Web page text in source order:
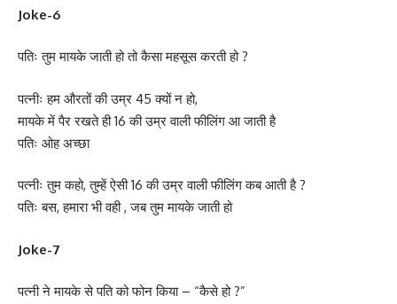
Joke-6
पतिः तुम मायके जाती हो तो कैसा महसूस करती हो ?
पत्नीः हम औरतों की उम्र 45 क्यों न हो,
मायके में पैर रखते ही 16 की उम्र वाली फीलिंग आ जाती है
पतिः ओह अच्छा
पत्नीः तुम कहो, तुम्हें ऐसी 16 की उम्र वाली फीलिंग कब आती है ?
पतिः बस, हमारा भी वही , जब तुम मायके जाती हो
Joke-7
पत्नी ने मायके से पति को फोन किया – “कैसे हो ?”